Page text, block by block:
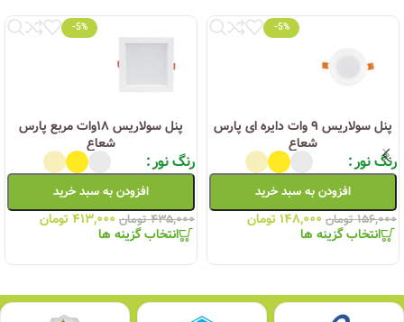
-5%
پنل سولاریس ۹ وات دایره ای پارس
شعاع
رنگ نور
افزودن به سبد خرید
۱۵۶,۰۰۰ تومان ۱۴۸,۰۰۰ تومان
انتخاب گزینه ها
-5%
پنل سولاریس ۱۸وات مربع پارس
شعاع
رنگ نور
افزودن به سبد خرید
۴۳۵,۰۰۰ تومان ۴۱۳,۰۰۰ تومان
انتخاب گزینه ها